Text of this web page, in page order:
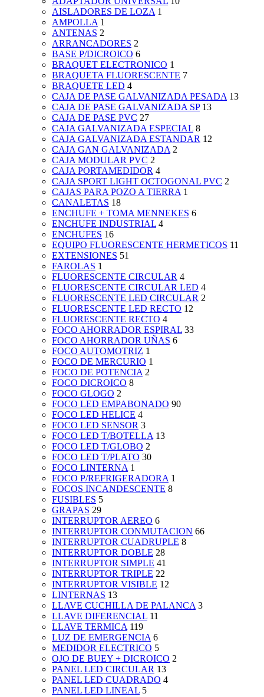
AISLADORES DE LOZA 1
AMPOLLA 1
ANTENAS 2
ARRANCADORES 2
BASE P/DICROICO 6
BRAQUET ELECTRONICO 1
BRAQUETA FLUORESCENTE 7
BRAQUETE LED 4
CAJA DE PASE GALVANIZADA PESADA 13
CAJA DE PASE GALVANIZADA SP 13
CAJA DE PASE PVC 27
CAJA GALVANIZADA ESPECIAL 8
CAJA GALVANIZADA ESTANDAR 12
CAJA GAN GALVANIZADA 2
CAJA MODULAR PVC 2
CAJA PORTAMEDIDOR 4
CAJA SPORT LIGHT OCTOGONAL PVC 2
CAJAS PARA POZO A TIERRA 1
CANALETAS 18
ENCHUFE + TOMA MENNEKES 6
ENCHUFE INDUSTRIAL 4
ENCHUFES 16
EQUIPO FLUORESCENTE HERMETICOS 11
EXTENSIONES 51
FAROLAS 1
FLUORESCENTE CIRCULAR 4
FLUORESCENTE CIRCULAR LED 4
FLUORESCENTE LED CIRCULAR 2
FLUORESCENTE LED RECTO 12
FLUORESCENTE RECTO 4
FOCO AHORRADOR ESPIRAL 33
FOCO AHORRADOR UÑAS 6
FOCO AUTOMOTRIZ 1
FOCO DE MERCURIO 1
FOCO DE POTENCIA 2
FOCO DICROICO 8
FOCO GLOGO 2
FOCO LED EMPABONADO 90
FOCO LED HELICE 4
FOCO LED SENSOR 3
FOCO LED T/BOTELLA 13
FOCO LED T/GLOBO 2
FOCO LED T/PLATO 30
FOCO LINTERNA 1
FOCO P/REFRIGERADORA 1
FOCOS INCANDESCENTE 8
FUSIBLES 5
GRAPAS 29
INTERRUPTOR AEREO 6
INTERRUPTOR CONMUTACION 66
INTERRUPTOR CUADRUPLE 8
INTERRUPTOR DOBLE 28
INTERRUPTOR SIMPLE 41
INTERRUPTOR TRIPLE 22
INTERRUPTOR VISIBLE 12
LINTERNAS 13
LLAVE CUCHILLA DE PALANCA 3
LLAVE DIFERENCIAL 11
LLAVE TERMICA 119
LUZ DE EMERGENCIA 6
MEDIDOR ELECTRICO 5
OJO DE BUEY + DICROICO 2
PANEL LED CIRCULAR 13
PANEL LED CUADRADO 4
PANEL LED LINEAL 5